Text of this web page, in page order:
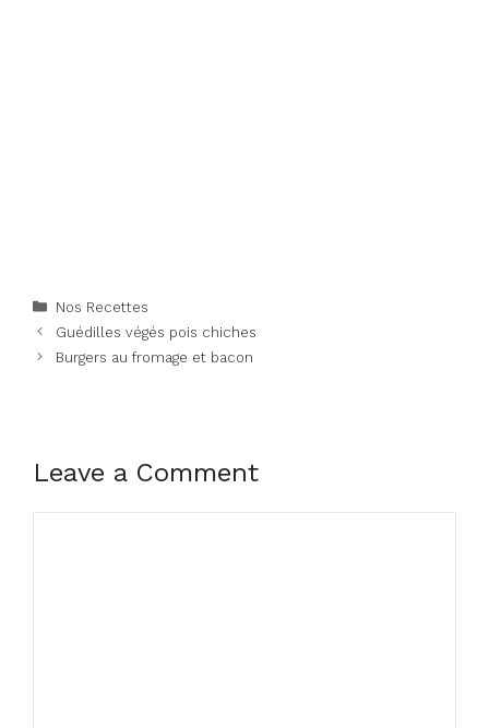
Categories
Nos Recettes
Guédilles végés pois chiches
Burgers au fromage et bacon
Leave a Comment